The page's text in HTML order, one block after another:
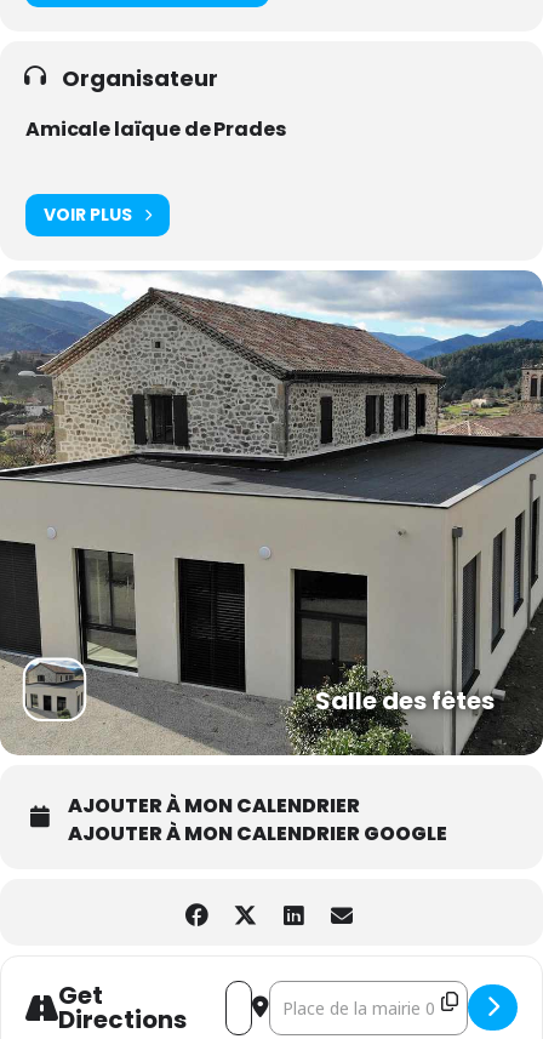
Organisateur
Amicale laïque de Prades
VOIR PLUS
Salle des fêtes
AJOUTER À MON CALENDRIER
AJOUTER À MON CALENDRIER GOOGLE
Get
Directions
Address - MARCHE DE NOËL &
Destination Address - MARCHE